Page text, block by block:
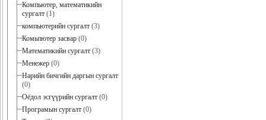
Компьютер, математикийн
сургалт (1)
компьютерийн сургалт (3)
Комьпютер засвар (0)
Математикийн сургалт (3)
Менежер (0)
Нарийн бичгийн даргын сургалт
(0)
Оёдол эсгүүрийн сургалт (0)
Програмын сургалт (0)